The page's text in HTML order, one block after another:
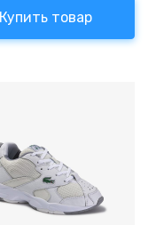
Купить товар